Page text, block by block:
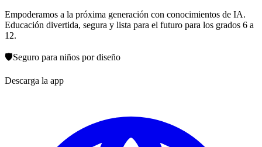
Empoderamos a la próxima generación con conocimientos de IA.
Educación divertida, segura y lista para el futuro para los grados 6 a
12.
🛡️Seguro para niños por diseño
Descarga la app